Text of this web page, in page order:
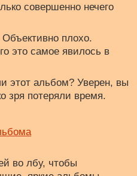
совершенно нечего
плохо.
это самое явилось в
этот альбом? Уверен, вы
зря потеряли время.
во лбу, чтобы